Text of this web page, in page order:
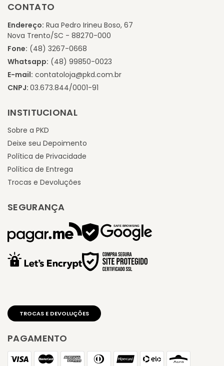
CONTATO
Endereço: Rua Pedro Irineu Boso, 67
Nova Trento/SC - 88270-000
Fone: (48) 3267-0668
Whatsapp: (48) 99850-0023
E-mail: contatoloja@pkd.com.br
CNPJ: 03.673.844/0001-91
INSTITUCIONAL
Sobre a PKD
Deixe seu Depoimento
Política de Privacidade
Política de Entrega
Trocas e Devoluções
SEGURANÇA
PAGAMENTO